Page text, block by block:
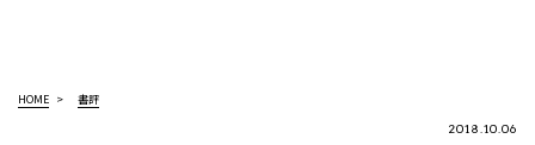
HOME 書評
2018.10.06